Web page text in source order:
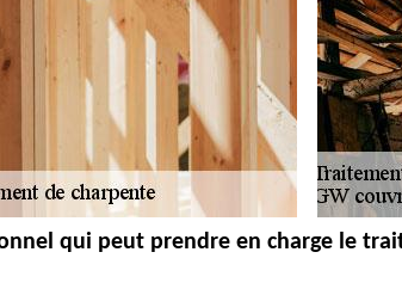
qui peut prendre en charge le